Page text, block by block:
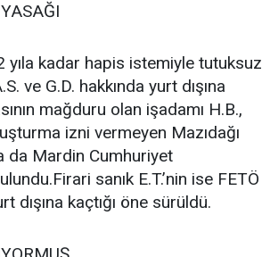
yıla kadar hapis istemiyle tutuksuz
ve G.D. hakkında yurt dışına
mağduru olan işadamı H.B.,
izni vermeyen Mazıdağı
da Mardin Cumhuriyet
sanık E.T.’nin ise FETÖ
dışına kaçtığı öne sürüldü.